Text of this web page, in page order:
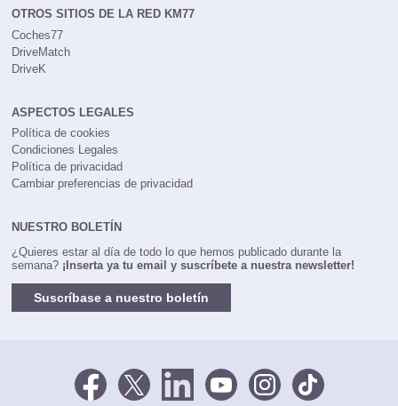
OTROS SITIOS DE LA RED KM77
Coches77
DriveMatch
ASPECTOS LEGALES
Política de cookies
Condiciones Legales
Política de privacidad
¿Quieres estar al día de todo lo que hemos publicado durante la
Suscríbase a nuestro boletín